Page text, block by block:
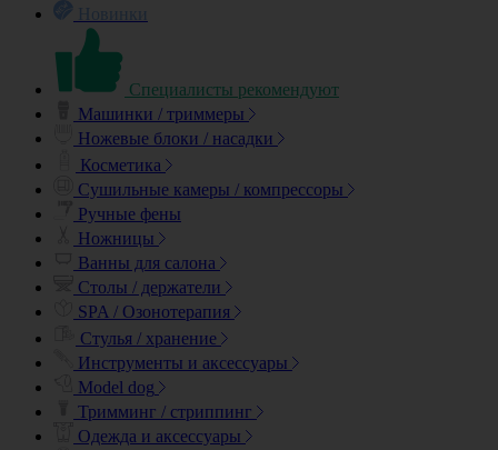
Новинки
Специалисты рекомендуют
Машинки / триммеры
Ножевые блоки / насадки
Косметика
Сушильные камеры / компрессоры
Ручные фены
Ножницы
Ванны для салона
Столы / держатели
SPA / Озонотерапия
Стулья / хранение
Инструменты и аксессуары
Model dog
Тримминг / стриппинг
Одежда и аксессуары